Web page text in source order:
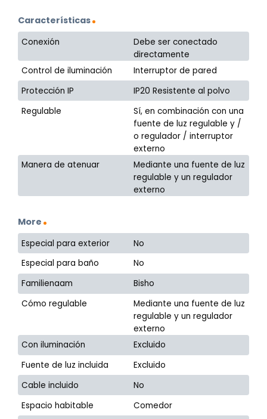
Características
Conexión
Debe ser conectado
directamente
Control de iluminación
Interruptor de pared
Protección IP
IP20 Resistente al polvo
Regulable
Sí, en combinación con una
fuente de luz regulable y /
o regulador / interruptor
externo
Manera de atenuar
Mediante una fuente de luz
regulable y un regulador
externo
More
Especial para exterior
No
Especial para baño
No
Familienaam
Bisho
Cómo regulable
Mediante una fuente de luz
regulable y un regulador
externo
Con iluminación
Excluido
Fuente de luz incluida
Excluido
Cable incluido
No
Espacio habitable
Comedor